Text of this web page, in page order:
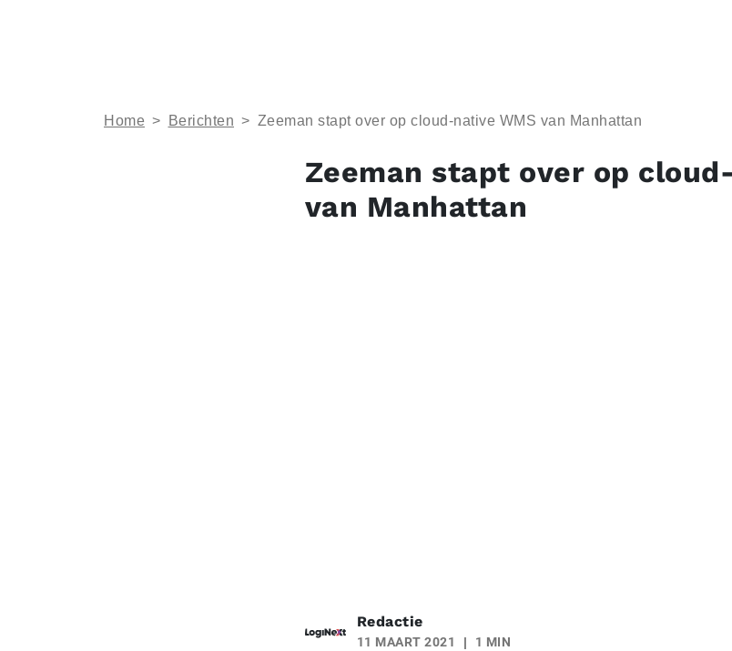
Home > Berichten > Zeeman stapt over op cloud-native WMS van Manhattan
Zeeman stapt over op
van Manhattan
Redactie
11 MAART 2021 1 MIN